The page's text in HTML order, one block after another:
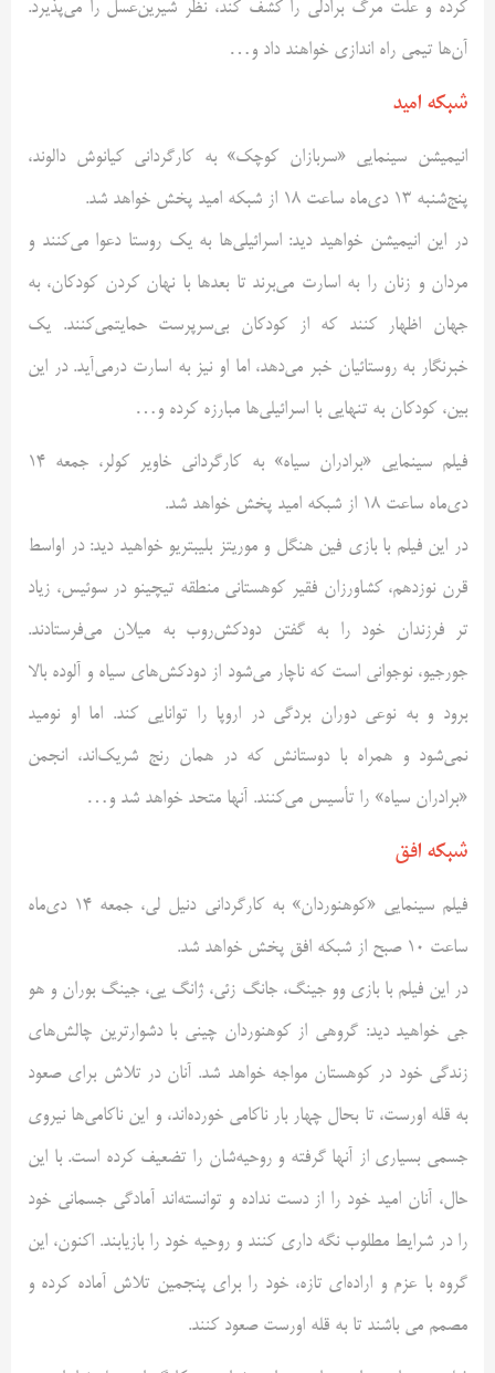
کرده و علت مرگ برادلی را کشف کند، نظر شیرین‌عسل را می‌پذیرد.
آن‌ها تیمی راه اندازی خواهند داد و…
شبکه امید
انیمیشن سینمایی «سربازان کوچک» به کارگردانی کیانوش دالوند،
پنج‌شنبه 13 دی‌ماه ساعت 18 از شبکه امید پخش خواهد شد.
در این انیمیشن خواهید دید: اسرائیلی‌ها به یک روستا دعوا می‌کنند و
مردان و زنان را به اسارت می‌برند تا بعدها با نهان کردن کودکان، به
جهان اظهار کنند که از کودکان بی‌سرپرست حمایتمی‌کنند. یک
خبرنگار به روستائیان خبر می‌دهد، اما او نیز به اسارت درمی‌آید. در این
بین، کودکان به تنهایی با اسرائیلی‌ها مبارزه کرده و…
فیلم سینمایی «برادران سیاه» به کارگردانی خاویر کولر، جمعه 14
دی‌ماه ساعت 18 از شبکه امید پخش خواهد شد.
در این فیلم با بازی فین هنگل و موریتز بلیبتریو خواهید دید: در اواسط
قرن نوزدهم، کشاورزان فقیر کوهستانی منطقه تیچینو در سوئیس، زیاد
تر فرزندان خود را به گفتن دودکش‌روب به میلان می‌فرستادند.
جورجیو، نوجوانی است که ناچار می‌شود از دودکش‌های سیاه و آلوده بالا
برود و به نوعی دوران بردگی در اروپا را توانایی کند. اما او نومید
نمی‌شود و همراه با دوستانش که در همان رنج شریک‌اند، انجمن
«برادران سیاه» را تأسیس می‌کنند. آنها متحد خواهد شد و…
شبکه افق
فیلم سینمایی «کوهنوردان» به کارگردانی دنیل لی، جمعه 14 دی‌ماه
ساعت 10 صبح از شبکه افق پخش خواهد شد.
در این فیلم با بازی وو جینگ، جانگ زئی، ژانگ یی، جینگ بوران و هو
جی خواهید دید: گروهی از کوهنوردان چینی با دشوارترین چالش‌های
زندگی خود در کوهستان مواجه خواهد شد. آنان در تلاش برای صعود
به قله اورست، تا بحال چهار بار ناکامی خورده‌اند، و این ناکامی‌ها نیروی
جسمی بسیاری از آنها گرفته و روحیه‌شان را تضعیف کرده است. با این
حال، آنان امید خود را از دست نداده و توانسته‌اند آمادگی جسمانی خود
را در شرایط مطلوب نگه داری کنند و روحیه خود را بازیابند. اکنون، این
گروه با عزم و اراده‌ای تازه، خود را برای پنجمین تلاش آماده کرده و
مصمم می باشند تا به قله اورست صعود کنند.